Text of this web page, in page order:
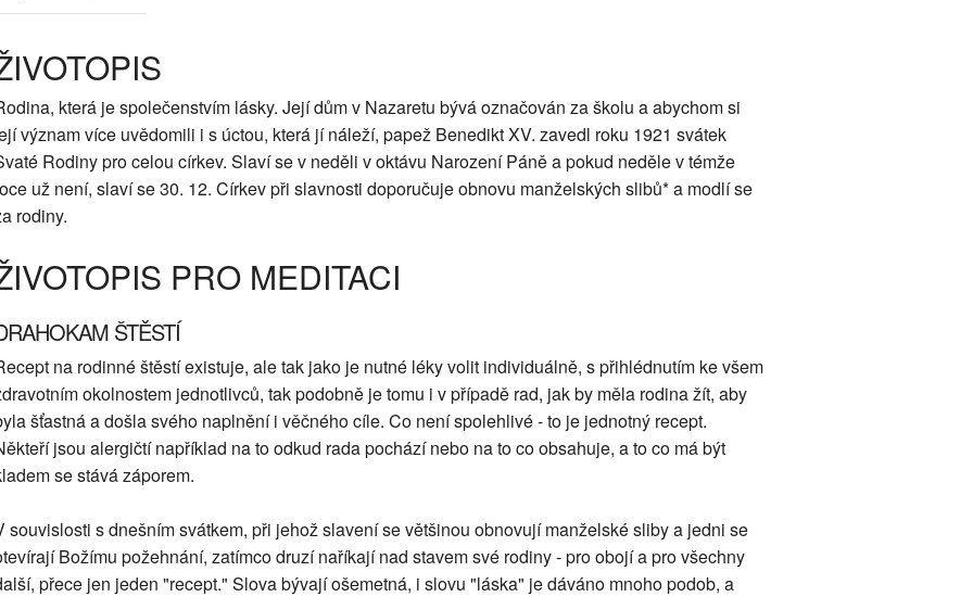
která je společenstvím lásky. Její dům v Nazaretu bývá označován za školu a abychom si
význam více uvědomili i s úctou, která jí náleží, papež Benedikt XV. zavedl roku 1921 svátek
Rodiny pro celou církev. Slaví se v neděli v oktávu Narození Páně a pokud neděle v témže
už není, slaví se 30. 12. Církev při slavnosti doporučuje obnovu manželských slibů* a modlí se
rodiny.
PRO MEDITACI
ŠTĚSTÍ
na rodinné štěstí existuje, ale tak jako je nutné léky volit individuálně, s přihlédnutím ke všem
okolnostem jednotlivců, tak podobně je tomu i v případě rad, jak by měla rodina žít, aby
šťastná a došla svého naplnění i věčného cíle. Co není spolehlivé - to je jednotný recept.
jsou alergičtí například na to odkud rada pochází nebo na to co obsahuje, a to co má být
se stává záporem.
souvislosti s dnešním svátkem, při jehož slavení se většinou obnovují manželské sliby a jedni se
Božímu požehnání, zatímco druzí naříkají nad stavem své rodiny - pro obojí a pro všechny
přece jen jeden "recept." Slova bývají ošemetná, i slovu "láska" je dáváno mnoho podob, a